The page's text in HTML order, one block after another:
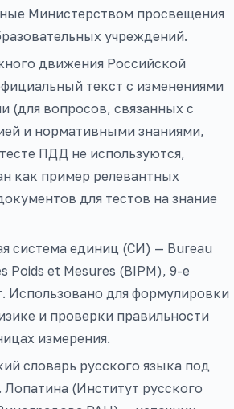
Министерством просвещения
учреждений.
движения Российской
текст с изменениями
(для вопросов, связанных с
и нормативными знаниями,
ПДД не используются,
как пример релевантных
для тестов на знание
система единиц (СИ) — Bureau
Poids et Mesures (BIPM), 9-е
Использовано для формулировки
и проверки правильности
измерения.
словарь русского языка под
(Институт русского